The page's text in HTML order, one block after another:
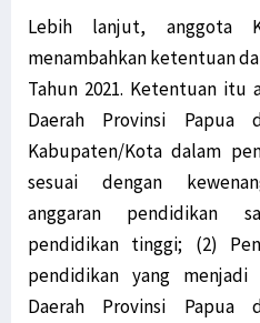
Lebih lanjut,
menambahkan ketentuan
Tahun 2021. Ketentuan itu
Daerah Provinsi Papua
Kabupaten/Kota dalam
sesuai dengan
anggaran pendidikan
pendidikan tinggi; (2)
pendidikan yang menjadi
Daerah Provinsi Papua